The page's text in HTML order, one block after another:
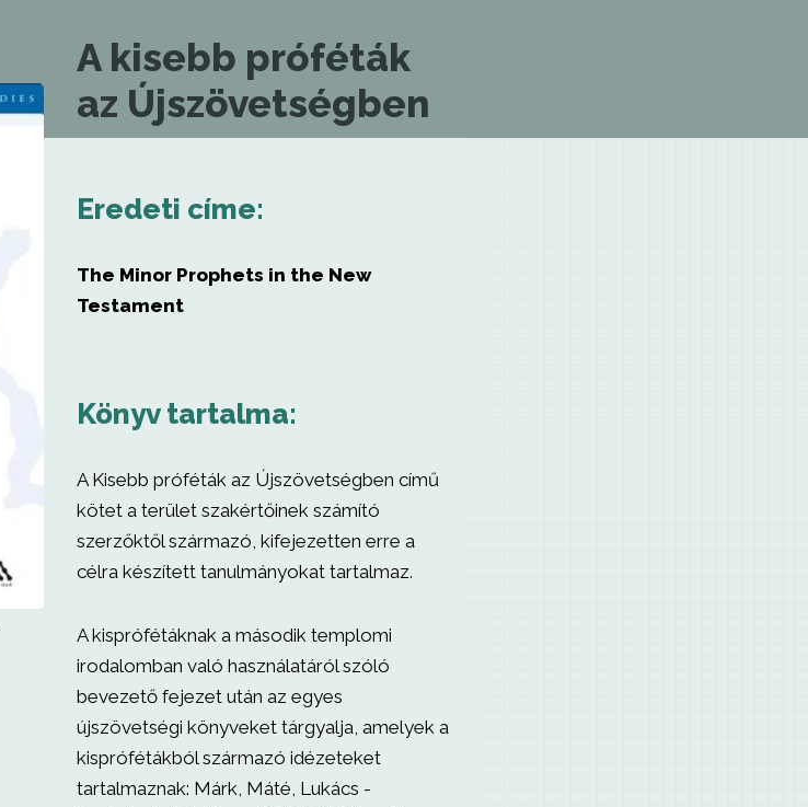
A kisebb próféták
az Újszövetségben
Eredeti címe:
The Minor Prophets in the New
Testament
Könyv tartalma:
A Kisebb próféták az Újszövetségben című
kötet a terület szakértőinek számító
szerzőktől származó, kifejezetten erre a
célra készített tanulmányokat tartalmaz.
A kisprófétáknak a második templomi
irodalomban való használatáról szóló
bevezető fejezet után az egyes
újszövetségi könyveket tárgyalja, amelyek a
kisprófétákból származó idézeteket
tartalmaznak: Márk, Máté, Lukács -